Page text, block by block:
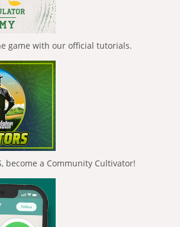
game with our official tutorials.
become a Community Cultivator!